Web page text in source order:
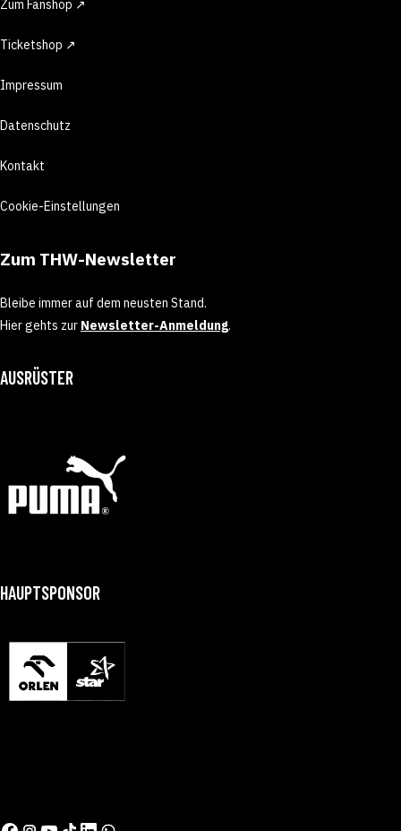
Zum Fanshop ↗
Ticketshop ↗
Impressum
Datenschutz
Kontakt
Cookie-Einstellungen
Zum THW-Newsletter
Bleibe immer auf dem neusten Stand.
Hier gehts zur Newsletter-Anmeldung.
AUSRÜSTER
HAUPTSPONSOR